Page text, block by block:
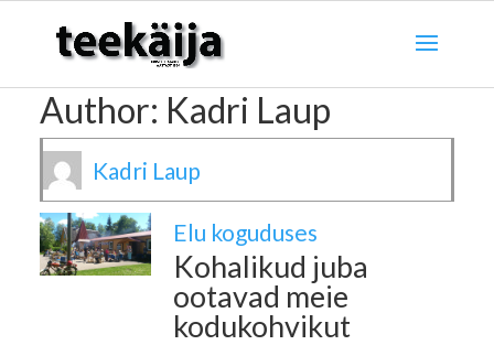
Author: Kadri Laup
Kadri Laup
Elu koguduses
Kohalikud juba
ootavad meie
kodukohvikut